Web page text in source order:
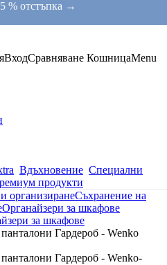
% отстъпка →
ВходСравняване КошницаMenu
Вдъхновение Специални
продукти
организиранеСъхранение на
Органайзери за шкафове
за шкафове